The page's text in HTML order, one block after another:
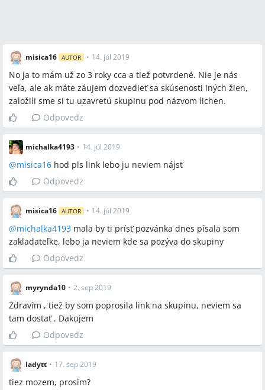
misica16 AUTOR • 14. júl 2019
No ja to mám už zo 3 roky cca a tiež potvrdené. Nie je nás
veľa, ale ak máte záujem dozvedieť sa skúsenosti iných žien,
založili sme si tu uzavretú skupinu pod názvom lichen.
Odpovedz
michalka4193 • 14. júl 2019
@misica16 hod pls link lebo ju neviem nájsť
Odpovedz
misica16 AUTOR • 14. júl 2019
@michalka4193 mala by ti prísť pozvánka dnes písala som
zakladateľke, lebo ja neviem kde sa pozýva do skupiny
Odpovedz
myrynda10 • 2. sep 2019
Zdravím , tiež by som poprosila link na skupinu, neviem sa
tam dostať . Dakujem
Odpovedz
ladytt • 17. sep 2019
tiez mozem, prosím?